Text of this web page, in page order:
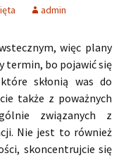
admin
więc plany
termin, bo pojawić się
skłonią was do
także z poważnych
związanych z
Nie jest to również
skoncentrujcie się